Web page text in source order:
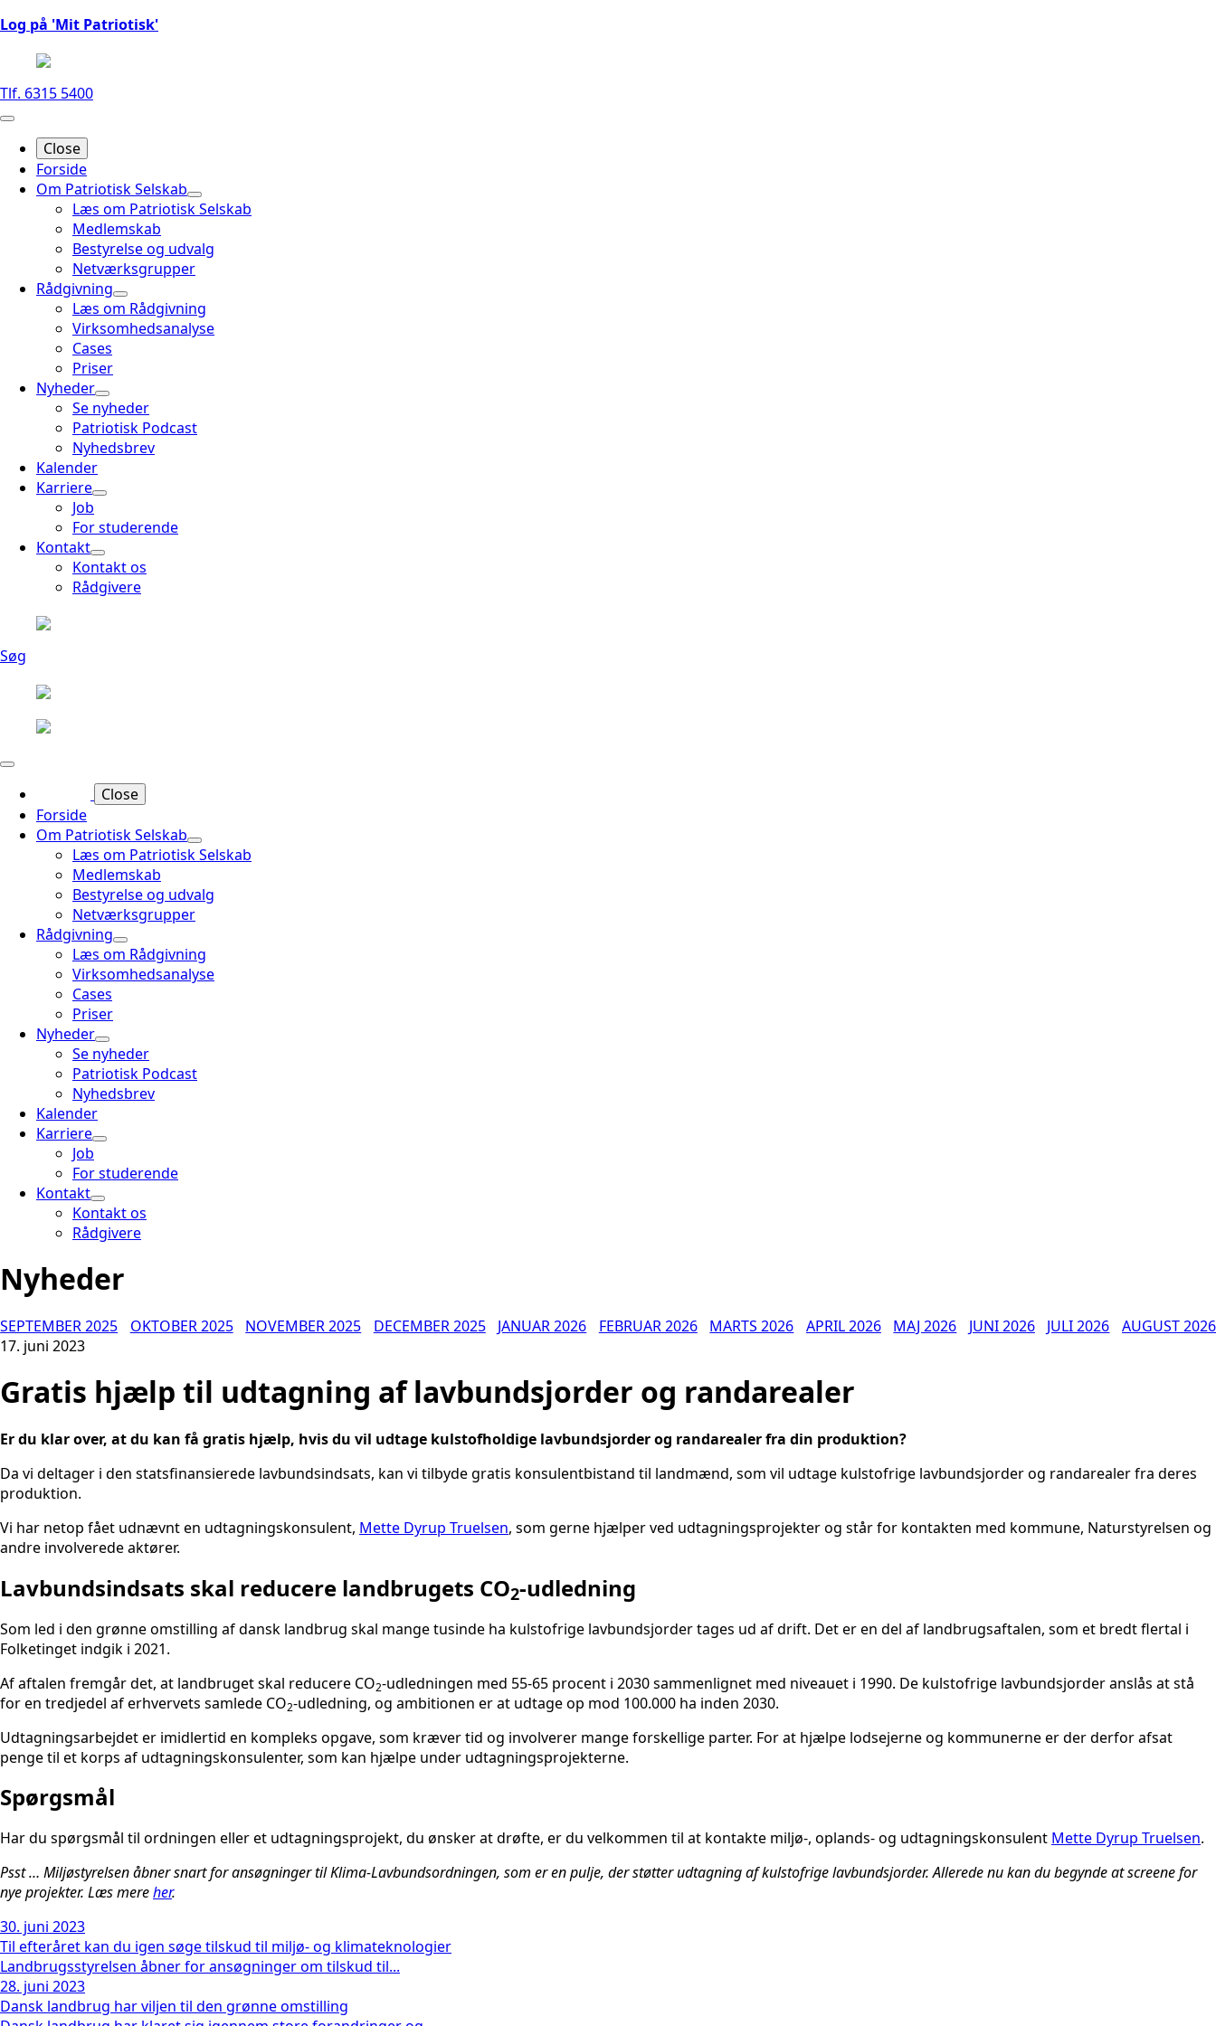
Log på 'Mit Patriotisk'
Tlf. 6315 5400
Close
Forside
Om Patriotisk Selskab
Læs om Patriotisk Selskab
Medlemskab
Bestyrelse og udvalg
Netværksgrupper
Rådgivning
Læs om Rådgivning
Virksomhedsanalyse
Cases
Priser
Nyheder
Se nyheder
Patriotisk Podcast
Nyhedsbrev
Kalender
Karriere
Job
For studerende
Kontakt
Kontakt os
Rådgivere
Søg
Close
Forside
Om Patriotisk Selskab
Læs om Patriotisk Selskab
Medlemskab
Bestyrelse og udvalg
Netværksgrupper
Rådgivning
Læs om Rådgivning
Virksomhedsanalyse
Cases
Priser
Nyheder
Se nyheder
Patriotisk Podcast
Nyhedsbrev
Kalender
Karriere
Job
For studerende
Kontakt
Kontakt os
Rådgivere
Nyheder
AUGUST 2026
JULI 2026
JUNI 2026
MAJ 2026
APRIL 2026
MARTS 2026
FEBRUAR 2026
JANUAR 2026
DECEMBER 2025
NOVEMBER 2025
OKTOBER 2025
SEPTEMBER 2025
17. juni 2023
Gratis hjælp til udtagning af lavbundsjorder og randarealer
Er du klar over, at du kan få gratis hjælp, hvis du vil udtage kulstofholdige lavbundsjorder og randarealer fra din produktion?
Da vi deltager i den statsfinansierede lavbundsindsats, kan vi tilbyde gratis konsulentbistand til landmænd, som vil udtage kulstofrige lavbundsjorder og randarealer fra deres
produktion.
Vi har netop fået udnævnt en udtagningskonsulent, Mette Dyrup Truelsen, som gerne hjælper ved udtagningsprojekter og står for kontakten med kommune, Naturstyrelsen og
andre involverede aktører.
Lavbundsindsats skal reducere landbrugets CO2-udledning
Som led i den grønne omstilling af dansk landbrug skal mange tusinde ha kulstofrige lavbundsjorder tages ud af drift. Det er en del af landbrugsaftalen, som et bredt flertal i
Folketinget indgik i 2021.
Af aftalen fremgår det, at landbruget skal reducere CO2-udledningen med 55-65 procent i 2030 sammenlignet med niveauet i 1990. De kulstofrige lavbundsjorder anslås at stå
for en tredjedel af erhvervets samlede CO2-udledning, og ambitionen er at udtage op mod 100.000 ha inden 2030.
Udtagningsarbejdet er imidlertid en kompleks opgave, som kræver tid og involverer mange forskellige parter. For at hjælpe lodsejerne og kommunerne er der derfor afsat
penge til et korps af udtagningskonsulenter, som kan hjælpe under udtagningsprojekterne.
Spørgsmål
Har du spørgsmål til ordningen eller et udtagningsprojekt, du ønsker at drøfte, er du velkommen til at kontakte miljø-, oplands- og udtagningskonsulent Mette Dyrup Truelsen.
Psst … Miljøstyrelsen åbner snart for ansøgninger til Klima-Lavbundsordningen, som er en pulje, der støtter udtagning af kulstofrige lavbundsjorder. Allerede nu kan du begynde at screene for
nye projekter. Læs mereher.
30. juni 2023
Til efteråret kan du igen søge tilskud til miljø- og klimateknologier
Landbrugsstyrelsen åbner for ansøgninger om tilskud til...
28. juni 2023
Dansk landbrug har viljen til den grønne omstilling